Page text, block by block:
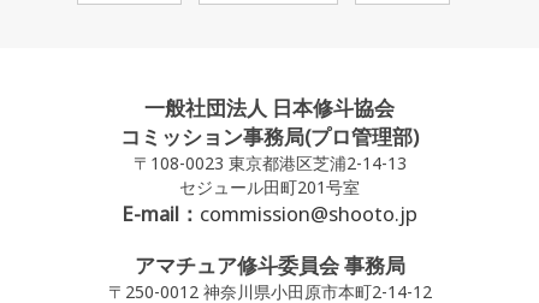
一般社団法人 日本修斗協会
コミッション事務局(プロ管理部)
〒108-0023 東京都港区芝浦2-14-13
セジュール田町201号室
E-mail： commission@shooto.jp
アマチュア修斗委員会 事務局
〒250-0012 神奈川県小田原市本町2-14-12